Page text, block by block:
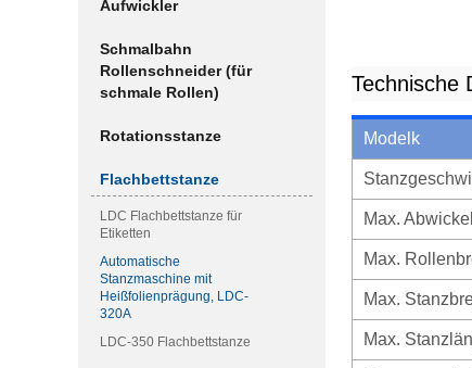
Technische
Modelk
Max.
Max.
Max.
Max.
Aufwickler
Schmalbahn
Rollenschneider (für
schmale Rollen)
Rotationsstanze
Flachbettstanze
LDC Flachbettstanze für
Etiketten
Automatische
Stanzmaschine mit
Heißfolienprägung, LDC-
320A
LDC-350 Flachbettstanze